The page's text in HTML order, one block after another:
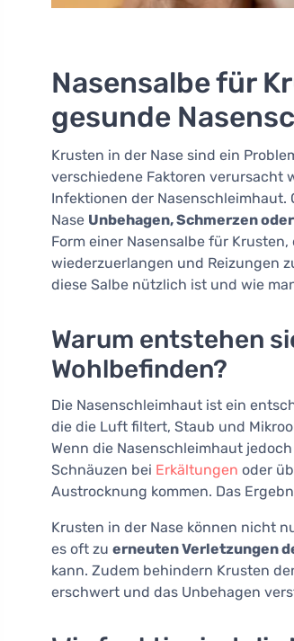
Nasensalbe für
gesunde
Krusten in der Nase sind ein
verschiedene Faktoren verursacht
Infektionen der Nasenschleimhaut.
Nase Unbehagen, Schmerzen
Form einer Nasensalbe für
wiederzuerlangen und Reizungen
diese Salbe nützlich ist und wie
Warum entstehen
Wohlbefinden?
Die Nasenschleimhaut ist ein
die die Luft filtert, Staub und
Wenn die Nasenschleimhaut
Schnäuzen bei Erkältungen oder
Austrocknung kommen. Das
Krusten in der Nase können nicht
es oft zu erneuten Verletzungen
kann. Zudem behindern Krusten
erschwert und das Unbehagen